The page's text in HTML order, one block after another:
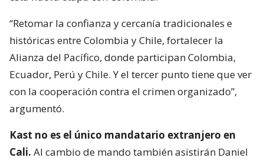
“Retomar la confianza y cercanía tradicionales e
históricas entre Colombia y Chile, fortalecer la
Alianza del Pacífico, donde participan Colombia,
Ecuador, Perú y Chile. Y el tercer punto tiene que ver
con la cooperación contra el crimen organizado”,
argumentó.
Kast no es el único mandatario extranjero en
Cali. Al cambio de mando también asistirán Daniel